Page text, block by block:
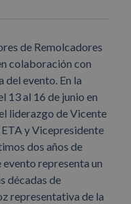
de Remolcadores
colaboración con
evento. En la
13 al 16 de junio en
liderazgo de Vicente
y Vicepresidente
dos años de
representa un
décadas de
representativa de la